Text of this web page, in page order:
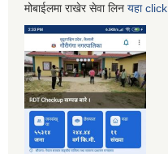
मोबाईलमा राखेर सेवा लिन यहाclick